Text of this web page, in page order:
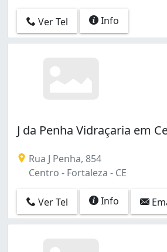
Ver Tel Info
J da Penha Vidraçaria em
Rua J Penha, 854
Centro - Fortaleza - CE
Ver Tel Info